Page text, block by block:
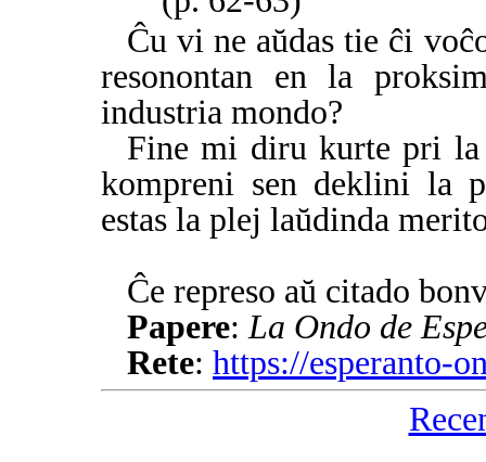
Ĉu vi ne aŭdas tie ĉi
resonontan en la
industria mondo?
Fine mi diru kurte pri
kompreni sen deklini la
estas la plej laŭdinda
Ĉe represo aŭ citado
Papere:La Ondo de
Rete: https://esperanto-